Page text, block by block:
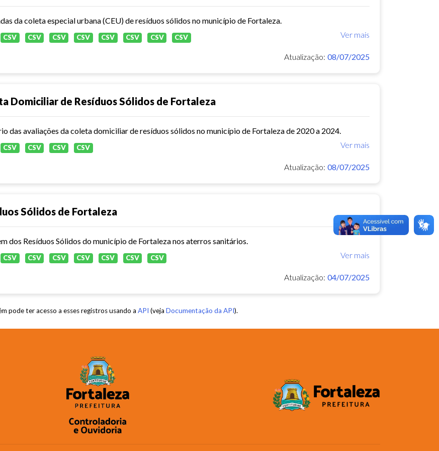
da coleta especial urbana (CEU) de resíduos sólidos no município de Fortaleza.
Ver mais
CSV CSV CSV CSV CSV CSV CSV CSV
Atualização: 08/07/2025
Domiciliar de Resíduos Sólidos de Fortaleza
das avaliações da coleta domiciliar de resíduos sólidos no município de Fortaleza de 2020 a 2024.
Ver mais
CSV CSV CSV CSV
Atualização: 08/07/2025
Sólidos de Fortaleza
dos Resíduos Sólidos do município de Fortaleza nos aterros sanitários.
Ver mais
CSV CSV CSV CSV CSV CSV CSV
Atualização: 04/07/2025
pode ter acesso a esses registros usando a API (veja Documentação da API).